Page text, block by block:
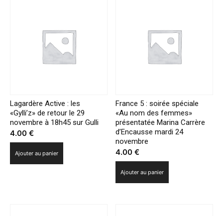
Lagardère Active : les
«Gylli’z» de retour le 29
novembre à 18h45 sur Gulli
4.00 €
Ajouter au panier
France 5 : soirée spéciale
«Au nom des femmes»
présentatée Marina Carrère
d’Encausse mardi 24
novembre
4.00€
Ajouter au panier